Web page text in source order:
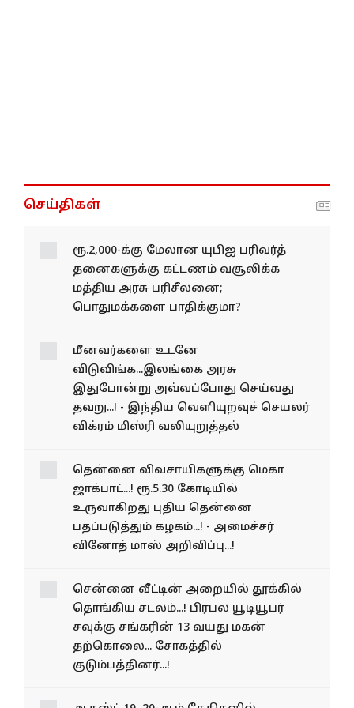
செய்திகள்
ரூ.2,000-க்கு மேலான யுபிஐ பரிவர்த்​
தனை​களுக்கு கட்டணம் வசூலிக்க
மத்திய அரசு பரிசீலனை;
பொதுமக்களை பாதிக்குமா?
மீனவர்களை உடனே
விடுவிங்க...இலங்கை அரசு
இதுபோன்று அவ்வப்போது செய்வது
தவறு...! - இந்திய வெளியுறவுச் செயலர்
விக்ரம் மிஸ்ரி வலியுறுத்தல்
தென்னை விவசாயிகளுக்கு மெகா
ஜாக்பாட்...! ரூ.5.30 கோடியில்
உருவாகிறது புதிய தென்னை
பதப்படுத்தும் கழகம்...! - அமைச்சர்
வினோத் மாஸ் அறிவிப்பு...!
சென்னை வீட்டின் அறையில் தூக்கில்
தொங்கிய சடலம்...! பிரபல யூடியூபர்
சவுக்கு சங்கரின் 13 வயது மகன்
தற்கொலை... சோகத்தில்
குடும்பத்தினர்...!